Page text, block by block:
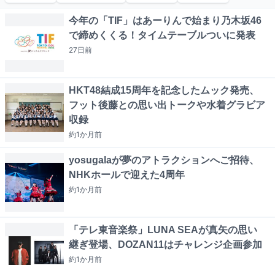
今年の「TIF」はあーりんで始まり乃木坂46
で締めくくる！タイムテーブルついに発表
27日前
HKT48結成15周年を記念したムック発売、
フット後藤との思い出トークや水着グラビア
収録
約1か月前
yosugalaが夢のアトラクションへご招待、
NHKホールで迎えた4周年
約1か月前
「テレ東音楽祭」LUNA SEAが真矢の思い
継ぎ登場、DOZAN11はチャレンジ企画参加
約1か月前